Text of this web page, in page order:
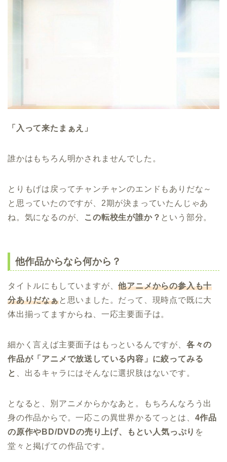
「入って来たまぁえ」
誰かはもちろん明かされませんでした。
とりもげは戻ってチャンチャンのエンドもありだな～
と思っていたのですが、2期が決まっていたんじゃあ
ね。気になるのが、
この転校生が誰か？ という部分。
他作品からなら何から？
タイトルにもしていますが、他アニメからの参入も十
分ありだなぁと思いました。だって、現時点で既に大
体出揃ってますからね、一応主要面子は。
細かく言えば主要面子はもっといるんですが、 各々の
作品が「アニメで放送している内容」に絞ってみる
と
、出るキャラにはそんなに選択肢はないです。
となると、別アニメからかなあと。もちろんなろう出
身の作品からで。一応この異世界かるてっとは、 4作品
の原作やBD/DVDの売り上げ、もとい人気っぷり を
堂々と掲げての作品です。